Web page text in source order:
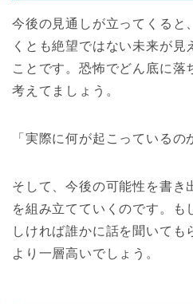
今後の見通しが立ってくると
くとも絶望ではない未来が見
ことです。恐怖でどん底に落
考えてましょう。
「実際に何が起こっているの
そして、今後の可能性を書き
を組み立てていくのです。も
しければ誰かに話を聞いても
より一層高いでしょう。